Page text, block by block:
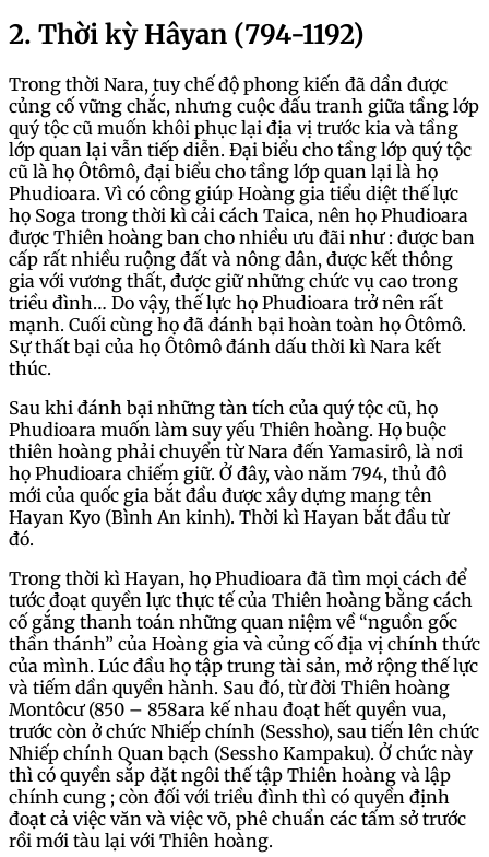
2. Thời kỳ Hâyan (794-1192)
Trong thời Nara, tuy chế độ phong kiến đã dần được
củng cố vững chắc, nhưng cuộc đấu tranh giữa tầng lớp
quý tộc cũ muốn khôi phục lại địa vị trước kia và tầng
lớp quan lại vẫn tiếp diễn. Đại biểu cho tầng lớp quý tộc
cũ là họ Ôtômô, đại biểu cho tầng lớp quan lại là họ
Phudioara. Vì có công giúp Hoàng gia tiểu diệt thế lực
họ Soga trong thời kì cải cách Taica, nên họ Phudioara
được Thiên hoàng ban cho nhiều ưu đãi như : được ban
cấp rất nhiều ruộng đất và nông dân, được kết thông
gia với vương thất, được giữ những chức vụ cao trong
triều đình… Do vậy, thế lực họ Phudioara trở nên rất
mạnh. Cuối cùng họ đã đánh bại hoàn toàn họ Ôtômô.
Sự thất bại của họ Ôtômô đánh dấu thời kì Nara kết
thúc.
Sau khi đánh bại những tàn tích của quý tộc cũ, họ
Phudioara muốn làm suy yếu Thiên hoàng. Họ buộc
thiên hoàng phải chuyển từ Nara đến Yamasirô, là nơi
họ Phudioara chiếm giữ. Ở đây, vào năm 794, thủ đô
mới của quốc gia bắt đầu được xây dựng mang tên
Hayan Kyo (Bình An kinh). Thời kì Hayan bắt đầu từ
đó.
Trong thời kì Hayan, họ Phudioara đã tìm mọi cách để
tước đoạt quyền lực thực tế của Thiên hoàng bằng cách
cố gắng thanh toán những quan niệm về “nguồn gốc
thần thánh” của Hoàng gia và củng cố địa vị chính thức
của mình. Lúc đầu họ tập trung tài sản, mở rộng thế lực
và tiếm dần quyền hành. Sau đó, từ đời Thiên hoàng
Montôcư (850 – 858ara kế nhau đoạt hết quyền vua,
trước còn ở chức Nhiếp chính (Sessho), sau tiến lên chức
Nhiếp chính Quan bạch (Sessho Kampaku). Ở chức này
thì có quyền sắp đặt ngôi thế tập Thiên hoàng và lập
chính cung ; còn đối với triều đình thì có quyền định
đoạt cả việc văn và việc võ, phê chuẩn các tấm sở trước
rồi mới tàu lại với Thiên hoàng.